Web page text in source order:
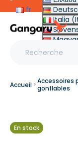
fr
Italia
Other
Accueil
Accessoires
gonflables
En stock